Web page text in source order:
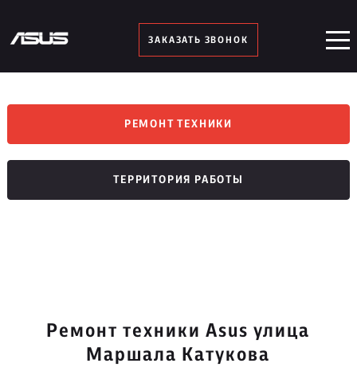
ЗАКАЗАТЬ ЗВОНОК
РЕМОНТ ТЕХНИКИ
ТЕРРИТОРИЯ РАБОТЫ
Ремонт техники Asus улица
Маршала Катукова